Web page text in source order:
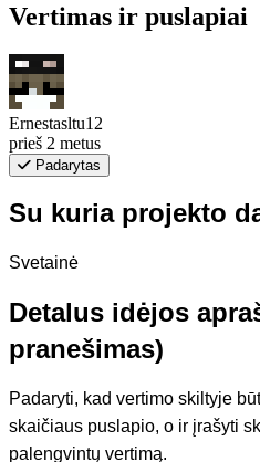
Vertimas ir puslapiai
Ernestasltu12
prieš 2 metus
Padarytas
Su kuria projekto
Svetainė
Detalus idėjos
pranešimas)
Padaryti, kad vertimo skiltyje
skaičiaus puslapio, o ir įrašyti
palengvintų vertimą.